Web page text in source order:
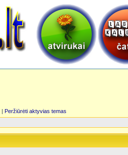
| Peržiūrėti aktyvias temas